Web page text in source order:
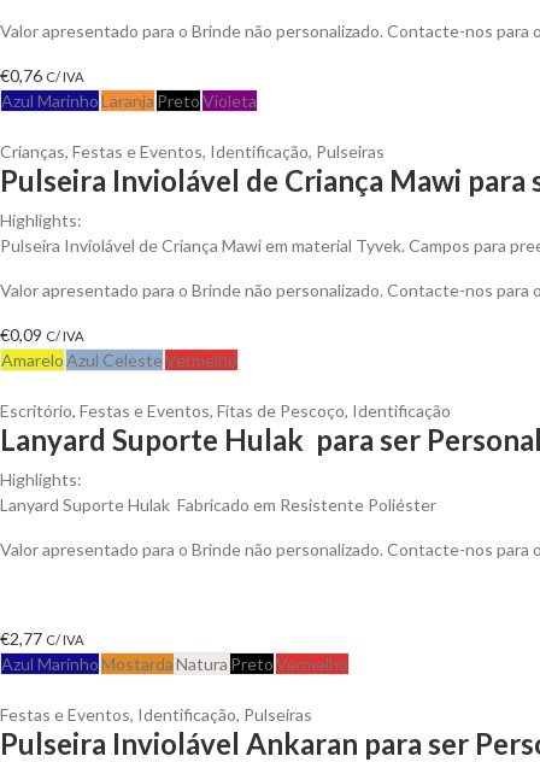
Valor apresentado para o Brinde não personalizado. Contacte-nos
€0,76 C/ IVA
Azul MarinhoLaranja PretoVioleta
Crianças, Festas e Eventos, Identificação, Pulseiras
Pulseira Inviolável de Criança Mawi para
Highlights:
Pulseira Inviolável de Criança Mawi em material Tyvek. Campos para
Valor apresentado para o Brinde não personalizado. Contacte-nos
€0,09 C/ IVA
AmareloAzul CelesteVermelho
Escritório, Festas e Eventos, Fitas de Pescoço, Identificação
Lanyard Suporte Hulak para ser
Highlights:
Lanyard Suporte Hulak Fabricado em Resistente Poliéster
Valor apresentado para o Brinde não personalizado. Contacte-nos
€2,77 C/ IVA
Azul MarinhoMostardaNatura PretoVermelho
Festas e Eventos, Identificação, Pulseiras
Pulseira Inviolável Ankaran para ser